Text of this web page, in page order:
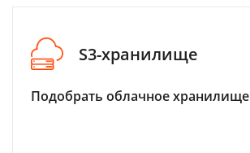
S3-хранилище
Подобрать облачное хранилище